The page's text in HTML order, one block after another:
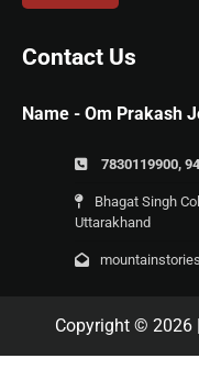
Contact Us
Name - Om Prakash
7830119900,
Bhagat Singh
Uttarakhand
Copyright © 2026